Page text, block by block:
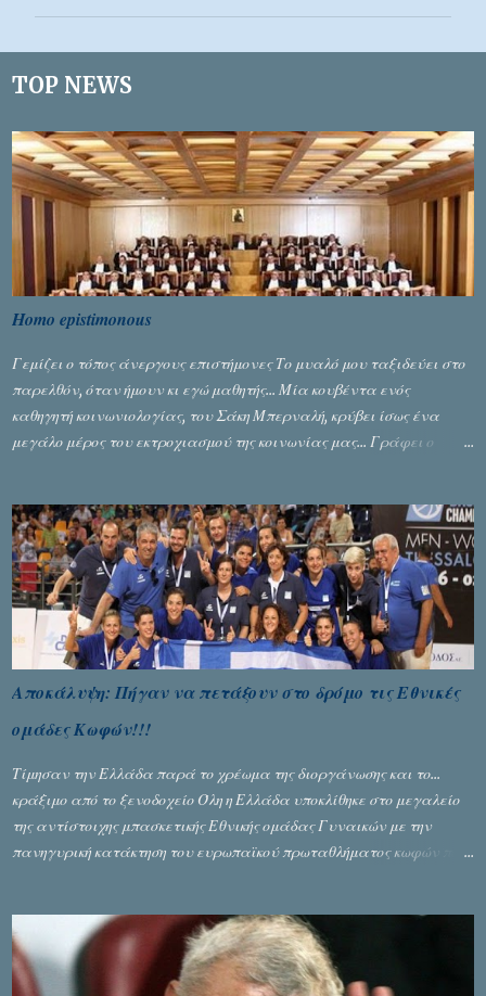
ι
TOP NEWS
Homo epistimonous
Γεμίζει ο τόπος άνεργους επιστήμονες Το μυαλό μου ταξιδεύει στο
παρελθόν, όταν ήμουν κι εγώ μαθητής... Μία κουβέντα ενός
καθηγητή κοινωνιολογίας, του Σάκη Μπερναλή, κρύβει ίσως ένα
μεγάλο μέρος του εκτροχιασμού της κοινωνίας μας... Γράφει ο
Αποκάλυψη: Πήγαν να πετάξουν στο δρόμο τις Εθνικές
ομάδες Κωφών!!!
Τίμησαν την Ελλάδα παρά το χρέωμα της διοργάνωσης και το...
κράξιμο από το ξενοδοχείο Όλη η Ελλάδα υποκλίθηκε στο μεγαλείο
της αντίστοιχης μπασκετικής Εθνικής ομάδας Γυναικών με την
πανηγυρική κατάκτηση του ευρωπαϊκού πρωταθλήματος κωφών που
Ζέρβα με την πορεία τους που ολοκληρώθηκε με τη νίκη τους στον
τελικό επί της Λιθουανίας, υπάρχουν και τα δυσάρεστα. Τα πολύ
δυσάρεστα...